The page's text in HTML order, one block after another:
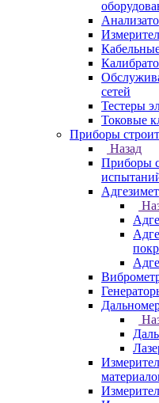
сетей
Тестеры
Токовые
Приборы
Назад
Приборы